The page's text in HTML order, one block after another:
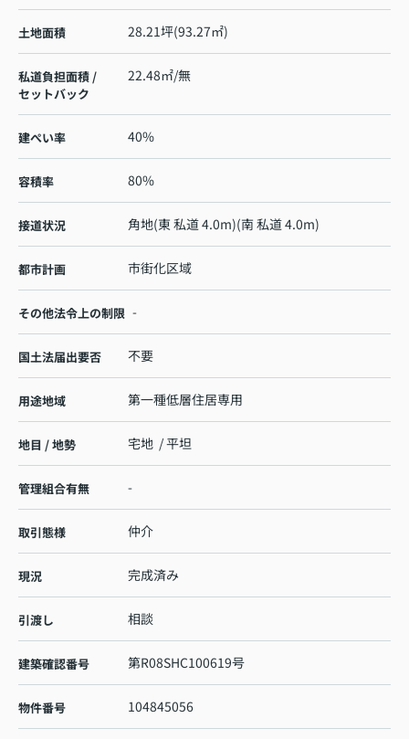
土地面積 28.21坪(93.27㎡)
私道負担面積 /
セットバック
22.48㎡/無
建ぺい率 40%
容積率 80%
接道状況 角地(東 私道 4.0m)(南 私道 4.0m)
都市計画 市街化区域
その他法令上の制限 -
国土法届出要否 不要
用途地域 第一種低層住居専用
地目 / 地勢 宅地 / 平坦
管理組合有無 -
取引態様 仲介
現況 完成済み
引渡し 相談
建築確認番号 第R08SHC100619号
物件番号 104845056